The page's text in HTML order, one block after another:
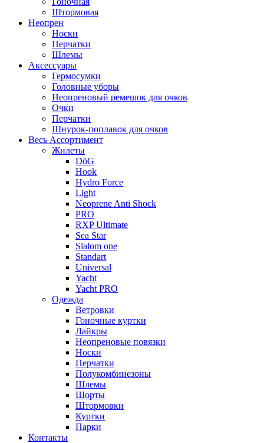
Штормовая
Неопрен
Носки
Перчатки
Шлемы
Аксессуары
Гермосумки
Головные уборы
Неопреновый ремешок для очков
Очки
Перчатки
Шнурок-поплавок для очков
Весь Ассортимент
Жилеты
DöG
Hook
Hydro Force
Light
Neoprene Anti Shock
PRO
RXP Ultimate
Sea Star
Slalom one
Standart
Universal
Yacht
Yacht PRO
Одежда
Ветровки
Гоночные куртки
Лайкры
Неопреновые повязки
Носки
Перчатки
Полукомбинезоны
Шлемы
Шорты
Штормовки
Куртки
Парки
Контакты